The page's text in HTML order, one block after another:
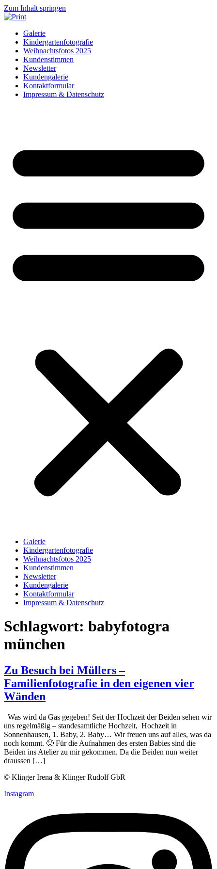
Zum Inhalt springen
Galerie
Kindergartenfotografie
Weihnachtsfotos 2025
Kundenstimmen
Newsletter
Kundengalerie
Kontaktformular
Impressum & Datenschutz
Galerie
Kindergartenfotografie
Weihnachtsfotos 2025
Kundenstimmen
Newsletter
Kundengalerie
Kontaktformular
Impressum & Datenschutz
Schlagwort: babyfotogra
münchen
Zu Besuch bei Müllers –
Familienfotografie in den eigenen vier
Wänden
Was wird da Gas gegeben! Seit der Hochzeit der Beiden sehen wir
uns regelmäßig – standesamtliche Hochzeit, Hochzeit in
Sonnenhausen, 1. Baby, 2. Baby… Wir freuen uns auf alles, was da
noch kommt. 🙂 Für die Aufnahmen des ersten Babies sind die
Beiden ins Atelier zu mir gekommen. Da die Beiden nun weiter
draussen […]
© Klinger Irena & Klinger Rudolf GbR
Instagram